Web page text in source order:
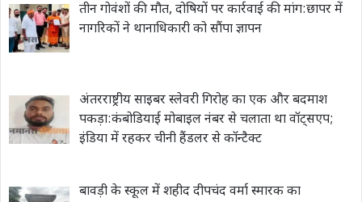
तीन गोवंशों की मौत, दोषियों पर कार्रवाई की मांग:छापर में
नागरिकों ने थानाधिकारी को सौंपा ज्ञापन
अंतरराष्ट्रीय साइबर स्लेवरी गिरोह का एक और बदमाश
पकड़ा:कंबोडियाई मोबाइल नंबर से चलाता था वॉट्सएप;
इंडिया में रहकर चीनी हैंडलर से कॉन्टैक्ट
बावड़ी के स्कूल में शहीद दीपचंद वर्मा स्मारक का